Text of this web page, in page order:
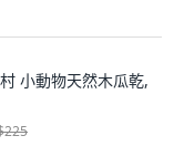
小動物天然木瓜乾,